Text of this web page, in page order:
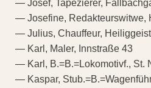
— Josef, Tapezierer,
— Josefine, Redakteurswitwe,
— Julius, Chauffeur,
— Karl, Maler, Innstraße 43
— Karl, B.=B.=Lokomotivf., St.
— Kaspar,